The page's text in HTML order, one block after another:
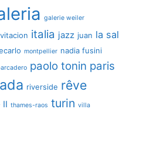
galerie weiler
italia jazz juan la sal
montpellier nadia fusini
paolo tonin paris
riverside rêve
II thames-raos turin villa